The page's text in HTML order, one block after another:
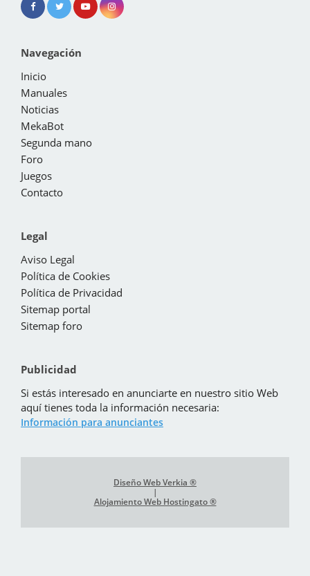
Navegación
Inicio
Manuales
Noticias
MekaBot
Segunda mano
Foro
Juegos
Contacto
Legal
Aviso Legal
Política de Cookies
Política de Privacidad
Sitemap portal
Sitemap foro
Publicidad
Si estás interesado en anunciarte en nuestro sitio Web
aquí tienes toda la información necesaria:
Información para anunciantes
Diseño Web Verkia ®
|
Alojamiento Web Hostingato ®